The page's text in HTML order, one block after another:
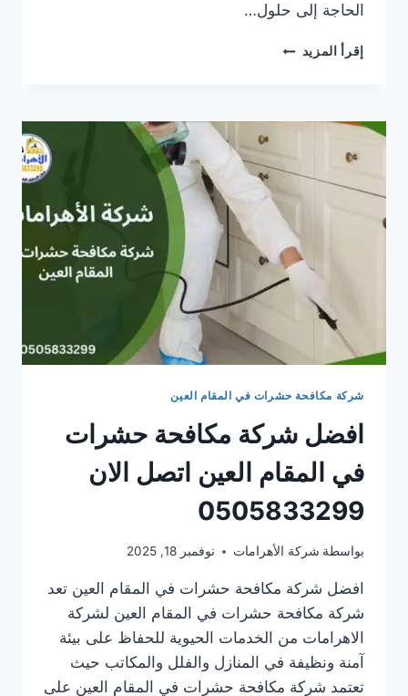
الحاجة إلى حلول…
إقرأ المزيد شركة
الهير
خدمات
مضمونة
بدون
رائحة
10%
شركة مكافحة حشرات في المقام العين
افضل شركة مكافحة حشرات
في المقام العين اتصل الان
0505833299
بواسطة شركة الأهرامات نوفمبر 18, 2025
افضل شركة مكافحة حشرات في المقام العين تعد
شركة مكافحة حشرات في المقام العين لشركة
الاهرامات من الخدمات الحيوية للحفاظ على بيئة
آمنة ونظيفة في المنازل والفلل والمكاتب حيث
تعتمد شركة مكافحة حشرات في المقام العين على